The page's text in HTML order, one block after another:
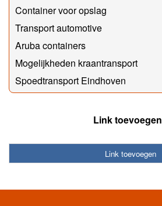
Container voor opslag
Transport automotive
Aruba containers
Mogelijkheden kraantransport
Spoedtransport Eindhoven
Link toevoegen
Link toevoegen